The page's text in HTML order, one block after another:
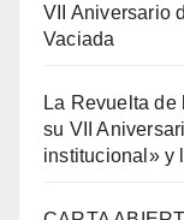
VII Aniversario
Vaciada
La Revuelta
su VII
institucional» y